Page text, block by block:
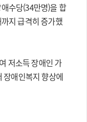
수당(34만명)을 합
지 급격히 증가했
저소득 장애인 가
장애인복지 향상에